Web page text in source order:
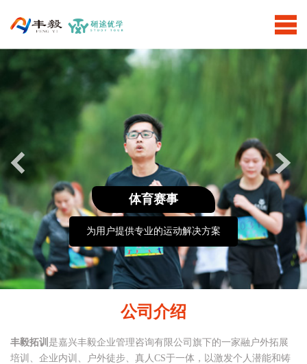
体育赛事
为用户提供专业的运动解决方案
公司介绍
丰毅拓训 是嘉兴丰毅企业管理咨询有限公司旗下的一家融户外拓展
培训、企业内训、户外徒步、真人CS于一体，以激发个人潜能和铸